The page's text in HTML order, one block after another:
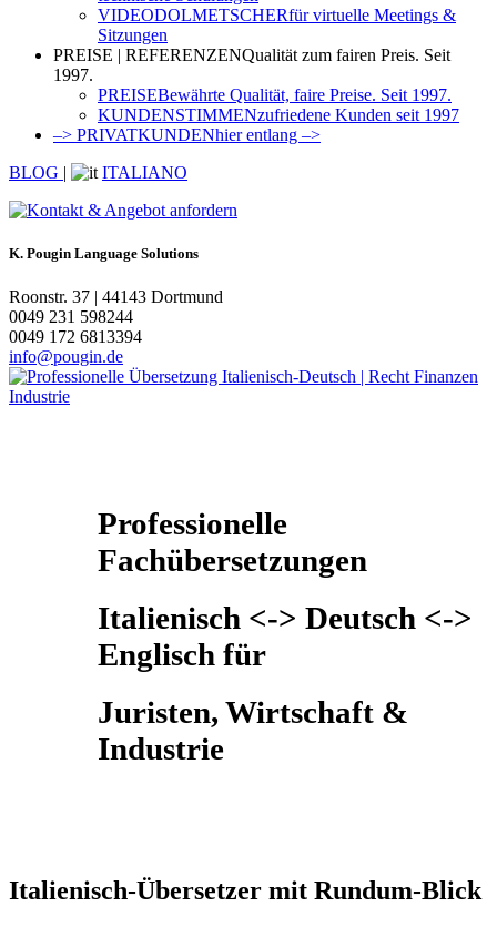
VIDEODOLMETSCHERfür virtuelle Meetings &
Sitzungen
PREISE | REFERENZENQualität zum fairen Preis. Seit
1997.
PREISEBewährte Qualität, faire Preise. Seit 1997.
KUNDENSTIMMENzufriedene Kunden seit 1997
–> PRIVATKUNDENhier entlang –>
BLOG | ITALIANO
K. Pougin Language Solutions
Roonstr. 37 | 44143 Dortmund
0049 231 598244
0049 172 6813394
info@pougin.de
Professionelle
Fachübersetzungen
Italienisch <-> Deutsch <->
Englisch für
Juristen, Wirtschaft &
Industrie
Italienisch-Übersetzer mit Rundum-Blick